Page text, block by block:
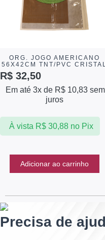
ORG. JOGO AMERICANO
56X42CM TNT/PVC
R$ 32,50
Em até 3x de R$ 10,83 sem
juros
À vista R$30,88 no Pix
Adicionar ao carrinho
Precisa de